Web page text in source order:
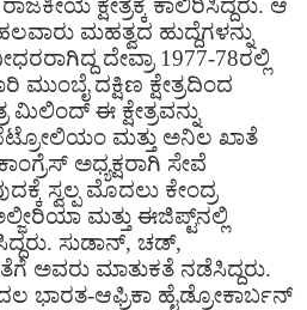
ಕ್ಷೇತ್ರಕ್ಕೆ ಕಾಲಿರಿಸಿದ್ದರು. ಆ
ಮಹತ್ವದ ಹುದ್ದೆಗಳನ್ನು
ದೇವ್ರಾ 1977-78ರಲ್ಲಿ
ದಕ್ಷಿಣ ಕ್ಷೇತ್ರದಿಂದ
ಮಿಲಿಂದ್ ಈ ಕ್ಷೇತ್ರವನ್ನು
ಮತ್ತು ಅನಿಲ ಖಾತೆ
ಅಧ್ಯಕ್ಷರಾಗಿ ಸೇವೆ
ಸ್ವಲ್ಪ ಮೊದಲು ಕೇಂದ್ರ
ಮತ್ತು ಈಜಿಪ್ಟ್​ನಲ್ಲಿ
ಸುಡಾನ್, ಚಡ್,
ಮಾತುಕತೆ ನಡೆಸಿದ್ದರು.
ಭಾರತ-ಆಫ್ರಿಕಾ ಹೈಡ್ರೋಕಾರ್ಬನ್